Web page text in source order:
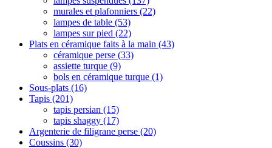
murales et plafonniers (22)
lampes de table (53)
lampes sur pied (22)
Plats en céramique faits à la main (43)
céramique perse (33)
assiette turque (9)
‌‌bols en céramique turque (1)
Sous-plats (16)
Tapis (201)
tapis persian (15)
tapis shaggy (17)
Argenterie de filigrane perse (20)
Coussins (30)